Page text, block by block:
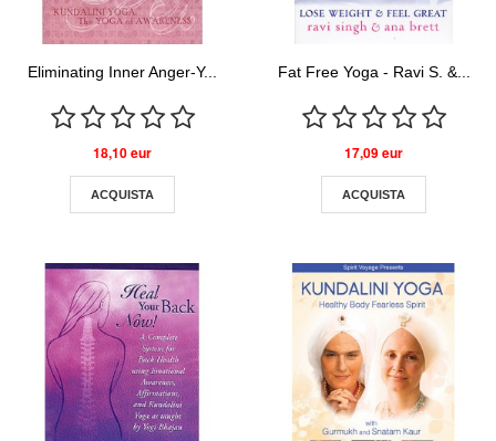
Eliminating Inner Anger-Y...
18,10 eur
ACQUISTA
Fat Free Yoga - Ravi S. &...
17,09 eur
ACQUISTA